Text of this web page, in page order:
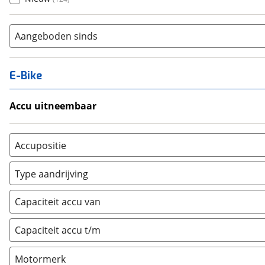
Aangeboden sinds
E-Bike
Accu uitneembaar
Nee, vast (0)
Accupositie
Bagagedrager (0)
Frame (39)
Vloer (0
Achterbank (0)
Kofferbak (0)
Overig (0)
Type aandrijving
Achterwiel (6)
Trapas
Voorwiel
Capaciteit accu van
Capaciteit accu t/m
Motormerk